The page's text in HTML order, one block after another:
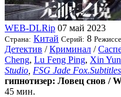
WEB-DLRip 07 май 2023
Страна: Китай Серий: 8
Детектив /Криминал /
Cheng, Lu Feng Ping, Xin
Studio FSG Jade Fox.Subtitles
гипнотизер: Ловец снов /
45 мин.